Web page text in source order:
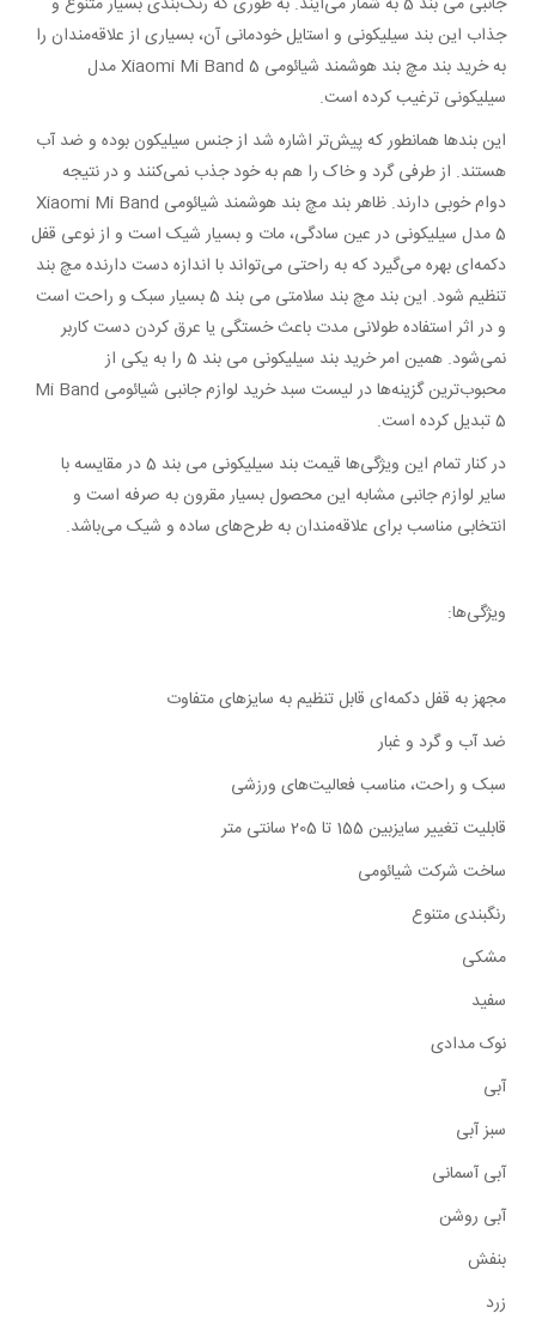
جذاب این بند سیلیکونی و استایل خودمانی آن، بسیاری از علاقه‌مندان را
به خرید بند مچ بند هوشمند شیائومی Xiaomi Mi Band 5 مدل
سیلیکونی ترغیب کرده است.
این بندها همانطور که پیش‌تر اشاره شد از جنس سیلیکون بوده و ضد آب
هستند. از طرفی گرد و خاک را هم به خود جذب نمی‌کنند و در نتیجه
دوام خوبی دارند. ظاهر بند مچ بند هوشمند شیائومی Xiaomi Mi Band
5 مدل سیلیکونی در عین سادگی، مات و بسیار شیک است و از نوعی قفل
دکمه‌ای بهره می‌گیرد که به راحتی می‌تواند با اندازه دست دارنده مچ بند
تنظیم شود. این بند مچ بند سلامتی می بند 5 بسیار سبک و راحت است
و در اثر استفاده طولانی مدت باعث خستگی یا عرق کردن دست کاربر
نمی‌شود. همین امر خرید بند سیلیکونی می بند 5 را به یکی از
محبوب‌ترین‌ گزینه‌ها در لیست سبد خرید لوازم جانبی شیائومی Mi Band
5 تبدیل کرده است.
در کنار تمام این ویژگی‌ها قیمت بند سیلیکونی می بند 5 در مقایسه با
سایر لوازم جانبی مشابه این محصول بسیار مقرون به صرفه است و
انتخابی مناسب برای علاقه‌مندان به طرح‌های ساده و شیک می‌باشد.
ویژگی‌ها:
مجهز به قفل دکمه‌ای قابل تنظیم به سایز‌های متفاوت
ضد آب و گرد و غبار
سبک و راحت، مناسب فعالیت‌های ورزشی
قابلیت تغییر سایزبین 155 تا 205 سانتی متر
ساخت شرکت شیائومی
رنگبندی متنوع
مشکی
سفید
نوک مدادی
آبی
سبز آبی
آبی آسمانی
آبی روشن
بنفش
زرد